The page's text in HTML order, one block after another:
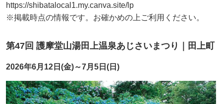
https://shibatalocal1.my.canva.site/lp
※掲載時点の情報です。お確かめの上ご利用ください。
第47回 護摩堂山湯田上温泉あじさいまつり｜田上町
2026年6月12日(金)～7月5日(日)